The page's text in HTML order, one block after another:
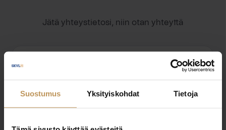
Suostumus Yksityiskohdat Tietoja
Jätä yhteystietosi, niin otan yhteyttä